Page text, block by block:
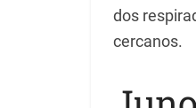
dos
cercanos.